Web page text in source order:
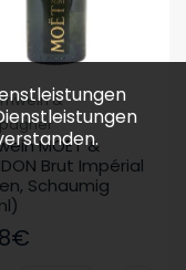
&
MOËT &
Brut Impérial
Schaumig